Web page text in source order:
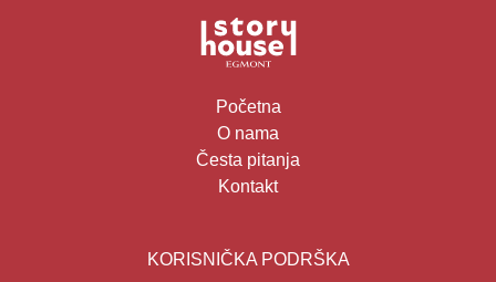
Početna
O nama
Česta pitanja
Kontakt
KORISNIČKA PODRŠKA